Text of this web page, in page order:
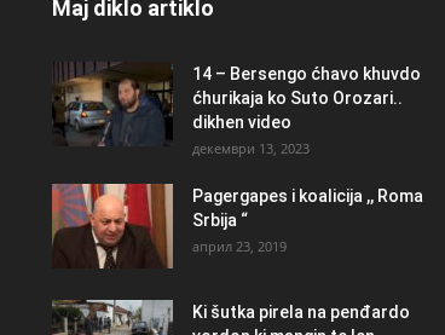
Maj diklo artiklo
14 – Bersengo ćhavo khuvdo
ćhurikaja ko Suto Orozari..
dikhen video
декември 13, 2023
Pagergapes i koalicija ,, Roma
Srbija “
април 23, 2019
Ki šutka pirela na penđardo